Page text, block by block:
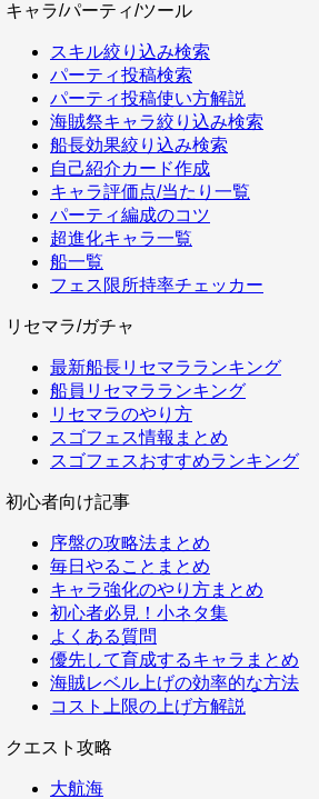
キャラ/パーティ/ツール
スキル絞り込み検索
パーティ投稿検索
パーティ投稿使い方解説
海賊祭キャラ絞り込み検索
船長効果絞り込み検索
自己紹介カード作成
キャラ評価点/当たり一覧
パーティ編成のコツ
超進化キャラ一覧
船一覧
フェス限所持率チェッカー
リセマラ/ガチャ
最新船長リセマラランキング
船員リセマラランキング
リセマラのやり方
スゴフェス情報まとめ
スゴフェスおすすめランキング
初心者向け記事
序盤の攻略法まとめ
毎日やることまとめ
キャラ強化のやり方まとめ
初心者必見！小ネタ集
よくある質問
優先して育成するキャラまとめ
海賊レベル上げの効率的な方法
コスト上限の上げ方解説
クエスト攻略
大航海